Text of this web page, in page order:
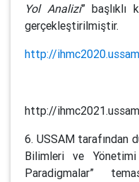
Yol Analizi” başlıklı
gerçekleştirilmiştir.
http://
http://
6. USSAM tarafından
Bilimleri ve Yönetimi
Paradigmalar”